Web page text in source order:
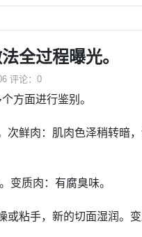
全过程曝光。
评论：0
方面进行鉴别。
鲜肉：肌肉色泽稍转暗
变质肉：有腐臭味。
粘手，新的切面湿润。